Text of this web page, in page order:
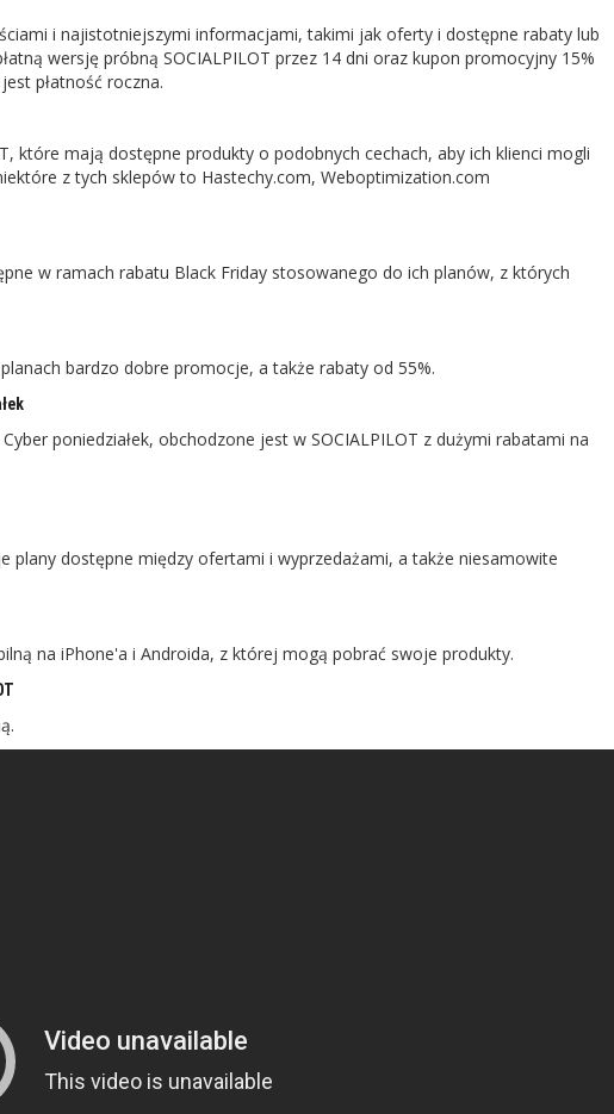
i najistotniejszymi informacjami, takimi jak oferty i dostępne rabaty lub
wersję próbną SOCIALPILOT przez 14 dni oraz kupon promocyjny 15%
płatność roczna.
które mają dostępne produkty o podobnych cechach, aby ich klienci mogli
z tych sklepów to Hastechy.com, Weboptimization.com
w ramach rabatu Black Friday stosowanego do ich planów, z których
bardzo dobre promocje, a także rabaty od 55%.
​​​​poniedziałek, obchodzone jest w SOCIALPILOT z dużymi rabatami na
plany dostępne między ofertami i wyprzedażami, a także niesamowite
na iPhone'a i Androida, z której mogą pobrać swoje produkty.